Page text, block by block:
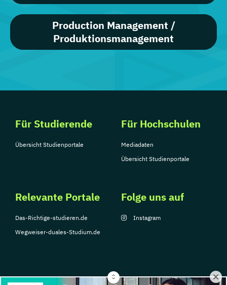
Production Management /
Produktionsmanagement
Für Studierende
Übersicht Studienportale
Für Hochschulen
Mediadaten
Übersicht Studienportale
Relevante Portale
Das-Richtige-studieren.de
Wegweiser-duales-Studium.de
Folge uns auf
Instagram